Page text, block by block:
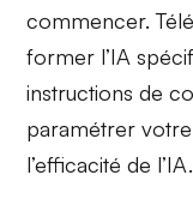
commencer.
former l’IA
instructions de
paramétrer
l’efficacité de l’IA.